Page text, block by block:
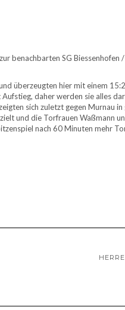
benachbarten SG Biessenhofen /
überzeugten hier mit einem
daher werden sie alles
sich zuletzt gegen Murnau
und die Torfrauen Waßmann
nach 60 Minuten mehr